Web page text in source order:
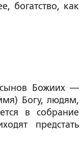
богатство, как
сынов Божиих —
Богу, людям,
в собрание
предстать